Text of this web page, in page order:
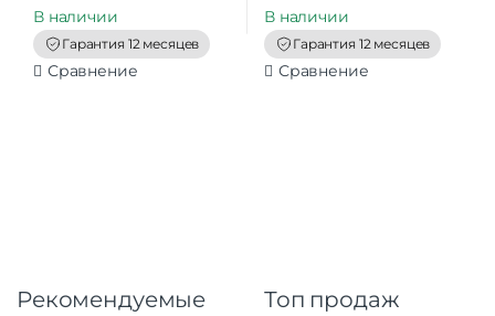
t
o
f
5
В наличии
Гарантия 12 месяцев
Сравнение
t
o
f
5
В наличии
Гарантия 12 месяцев
Сравнение
Рекомендуемые
Топ продаж